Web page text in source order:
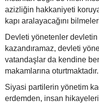
azizliğin hakkaniyeti
kapı aralayacağını
Devleti yönetenler
kazandıramaz, devleti
vatandaşlar da kendine
makamlarına oturtmaktadır.
Siyasi partilerin yönetim
erdemden, insan